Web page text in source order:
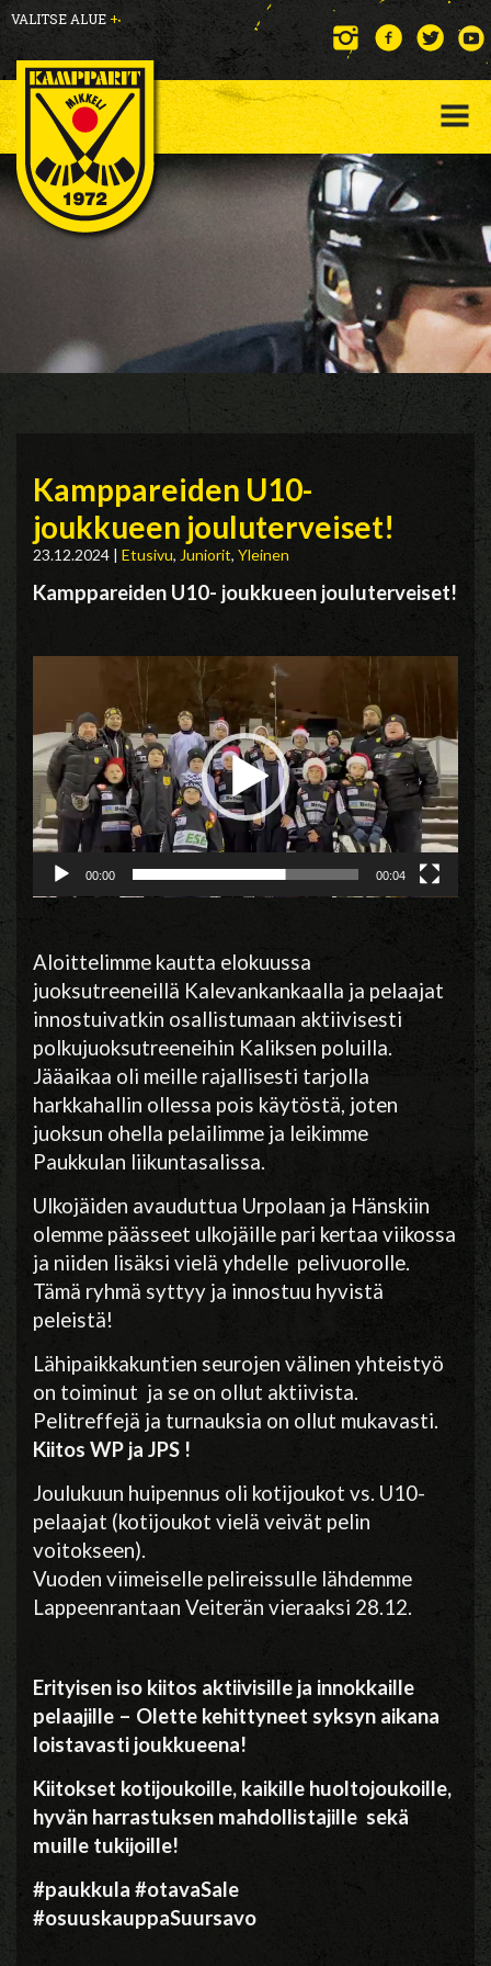
VALITSE ALUE +
Kamppareiden U10-
joukkueen jouluterveiset!
23.12.2024 | Etusivu, Juniorit, Yleinen
Kamppareiden U10- joukkueen jouluterveiset!
00:00 00:04
Aloittelimme kautta elokuussa
juoksutreeneillä Kalevankankaalla ja pelaajat
innostuivatkin osallistumaan aktiivisesti
polkujuoksutreeneihin Kaliksen poluilla.
Jääaikaa oli meille rajallisesti tarjolla
harkkahallin ollessa pois käytöstä, joten
juoksun ohella pelailimme ja leikimme
Paukkulan liikuntasalissa.
Ulkojäiden avauduttua Urpolaan ja Hänskiin
olemme päässeet ulkojäille pari kertaa viikossa
ja niiden lisäksi vielä yhdelle pelivuorolle.
Tämä ryhmä syttyy ja innostuu hyvistä
peleistä!
Lähipaikkakuntien seurojen välinen yhteistyö
on toiminut ja se on ollut aktiivista.
Pelitreffejä ja turnauksia on ollut mukavasti.
Kiitos WP ja JPS !
Joulukuun huipennus oli kotijoukot vs. U10-
pelaajat (kotijoukot vielä veivät pelin
voitokseen).
Vuoden viimeiselle pelireissulle lähdemme
Lappeenrantaan Veiterän vieraaksi 28.12.
Erityisen iso kiitos aktiivisille ja innokkaille
pelaajille – Olette kehittyneet syksyn aikana
loistavasti joukkueena!
Kiitokset kotijoukoille, kaikille huoltojoukoille,
hyvän harrastuksen mahdollistajille sekä
muille tukijoille!
#paukkula #otavaSale
#osuuskauppaSuursavo